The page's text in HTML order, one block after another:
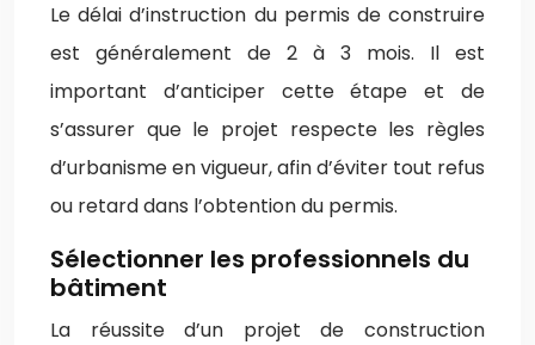
Le délai d’instruction du permis de construire
est généralement de 2 à 3 mois. Il est
important d’anticiper cette étape et de
s’assurer que le projet respecte les règles
d’urbanisme en vigueur, afin d’éviter tout refus
ou retard dans l’obtention du permis.
Sélectionner les professionnels du
bâtiment
La réussite d’un projet de construction